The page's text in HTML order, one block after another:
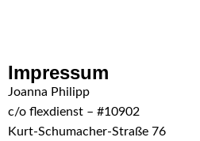
Impressum
Joanna Philipp
c/o flexdienst – #10902
Kurt-Schumacher-Straße 76